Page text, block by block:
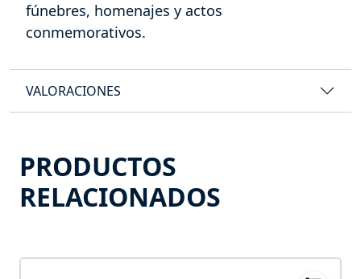
fúnebres, homenajes y actos
conmemorativos.
VALORACIONES
PRODUCTOS
RELACIONADOS